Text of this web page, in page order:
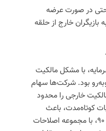
حتی در صورت عرضه
بازیگران خارج از حلقه
با مشکل مالکیت
بود. شرکت‌ها سهام
خارجی را محدود
کوتاه‌مدت، باعث
کاهش بهره‌وری شد. در دهه ۹۰، با مجموعه اصلاحات